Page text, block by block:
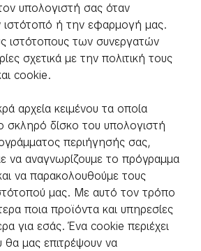
υπολογιστή σας όταν
ιστότοπό ή την εφαρμογή μας.
ιστότοπους των συνεργατών
σχετικά με την πολιτική τους
cookie.
αρχεία κειμένου τα οποία
σκληρό δίσκο του υπολογιστή
περιήγησής σας,
να αναγνωρίζουμε το πρόγραμμα
να παρακολουθούμε τους
μας. Με αυτό τον τρόπο
ποια προϊόντα και υπηρεσίες
για εσάς. Ένα cookie περιέχει
μας επιτρέψουν να